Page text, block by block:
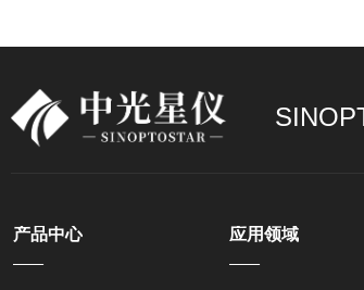
产品中心
——
应用领域
——